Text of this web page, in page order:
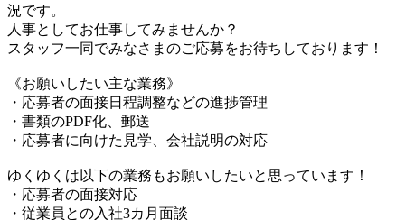
況です。
人事としてお仕事してみませんか？
スタッフ一同でみなさまのご応募をお待ちしております！
《お願いしたい主な業務》
・応募者の面接日程調整などの進捗管理
・書類のPDF化、郵送
・応募者に向けた見学、会社説明の対応
ゆくゆくは以下の業務もお願いしたいと思っています！
・応募者の面接対応
・従業員との入社3カ月面談